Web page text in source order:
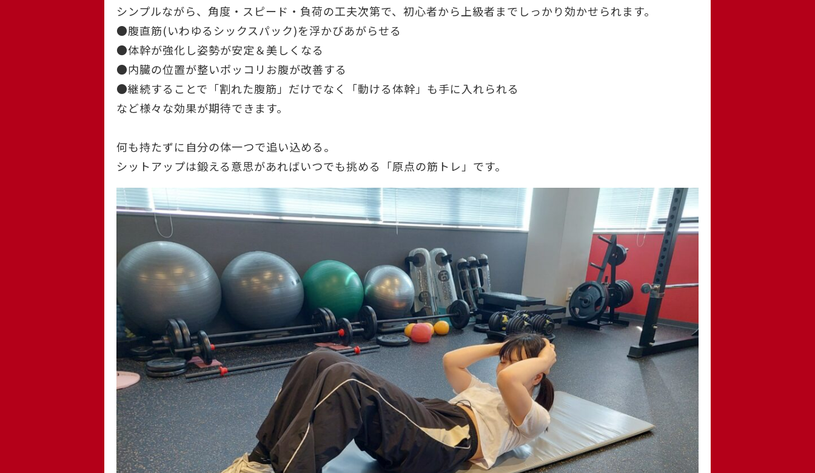
シンプルながら、角度・スピード・負荷の工夫次第で、初心者から上級者までしっかり効かせられます。
●腹直筋(いわゆるシックスパック)を浮かびあがらせる
●体幹が強化し姿勢が安定＆美しくなる
●内臓の位置が整いポッコリお腹が改善する
●継続することで「割れた腹筋」だけでなく「動ける体幹」も手に入れられる
など様々な効果が期待できます。
何も持たずに自分の体一つで追い込める。
シットアップは鍛える意思があればいつでも挑める「原点の筋トレ」です。